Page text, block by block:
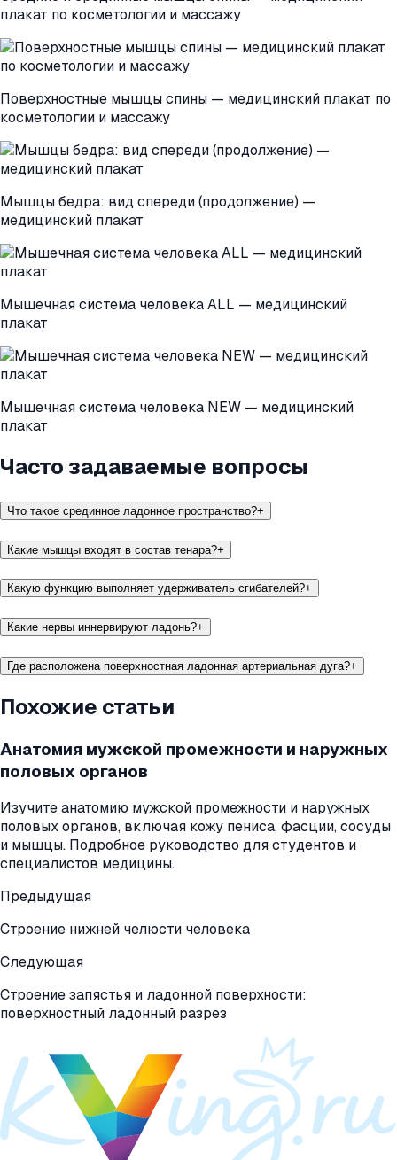
плакат по косметологии и массажу
Поверхностные мышцы спины — медицинский плакат по
косметологии и массажу
Мышцы бедра: вид спереди (продолжение) —
медицинский плакат
Мышечная система человека ALL — медицинский
плакат
Мышечная система человека NEW — медицинский
плакат
Часто задаваемые вопросы
Что такое срединное ладонное пространство?+
Какие мышцы входят в состав тенара?+
Какую функцию выполняет удерживатель сгибателей?+
Какие нервы иннервируют ладонь?+
Где расположена поверхностная ладонная артериальная дуга?+
Похожие статьи
Анатомия мужской промежности и наружных
половых органов
Изучите анатомию мужской промежности и наружных
половых органов, включая кожу пениса, фасции, сосуды
и мышцы. Подробное руководство для студентов и
специалистов медицины.
Предыдущая
Строение нижней челюсти человека
Следующая
Строение запястья и ладонной поверхности:
поверхностный ладонный разрез